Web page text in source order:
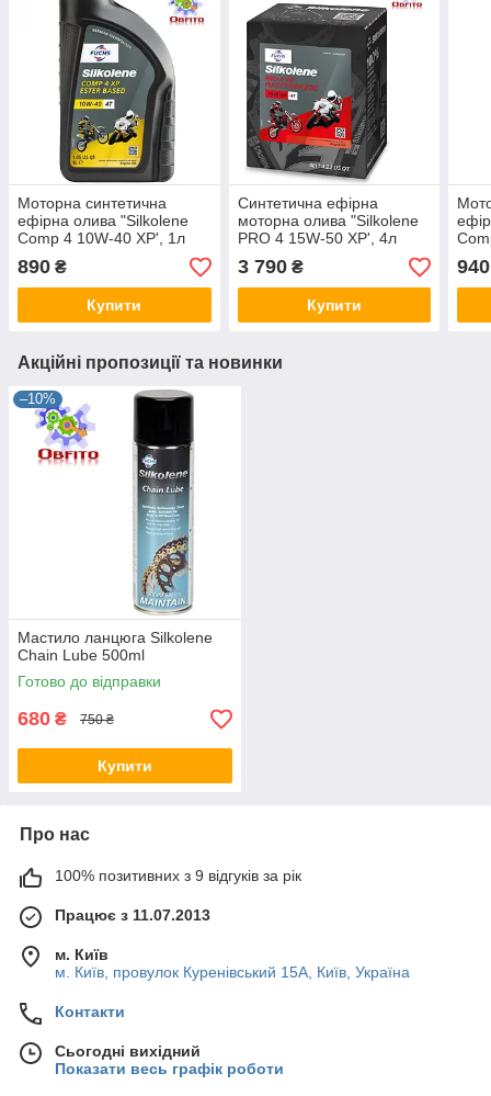
Моторна синтетична
ефірна олива "Silkolene
Comp 4 10W-40 XP', 1л
890 ₴
Купити
Синтетична ефірна
моторна олива "Silkolene
PRO 4 15W-50 XP', 4л
Lube Cube
3 790₴
Купити
940
Акційні пропозиції та новинки
–10%
Мастило ланцюга Silkolene
Chain Lube 500ml
Готово до відправки
680 ₴ 750 ₴
Купити
Про нас
100% позитивних з 9 відгуків за рік
Працює з 11.07.2013
м. Київ
м. Київ, провулок Куренівський 15А, Київ, Україна
Контакти
Сьогодні вихідний
Показати весь графік роботи